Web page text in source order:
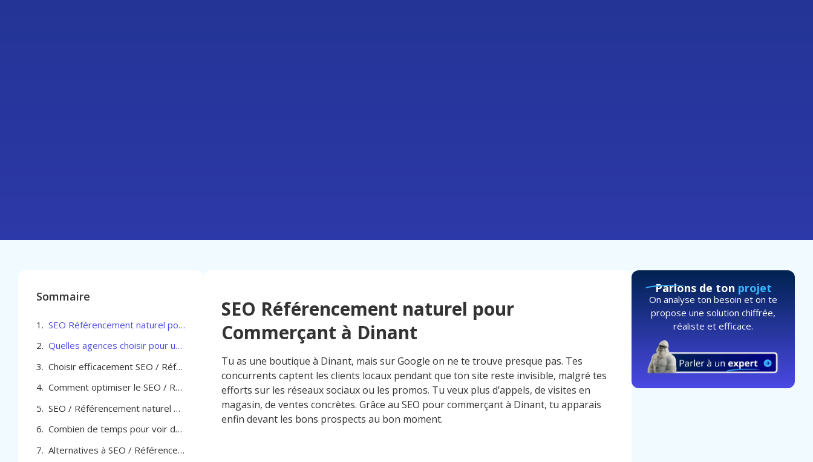
Sommaire
SEO Référencement naturel pour Commerçant à Dinant
Quelles agences choisir pour un SEO Référencement naturel pour Commerçant à Dinant
Choisir efficacement SEO / Référencement naturel pour Commerçant à Dinant
Comment optimiser le SEO / Référencement naturel pour Commerçant à Dinant
SEO / Référencement naturel pour Commerçant à Dinant
Combien de temps pour voir des résultats avec le SEO pour ton commerce à Dinant
Alternatives à SEO / Référencement naturel pour Commerçant à Dinant
SEO Référencement naturel pour
Commerçant à Dinant
Tu as une boutique à Dinant, mais sur Google on ne te trouve presque pas. Tes
concurrents captent les clients locaux pendant que ton site reste invisible, malgré tes
efforts sur les réseaux sociaux ou les promos. Tu veux plus d’appels, de visites en
magasin, de ventes concrètes. Grâce au SEO pour commerçant à Dinant, tu apparais
enfin devant les bons prospects au bon moment.
Parlons de ton projet
On analyse ton besoin et on te
propose une solution chiffrée,
réaliste et efficace.